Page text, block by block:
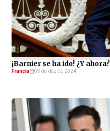
¡Barnier se ha ido! ¿Y ahora?
Francia 09 de dez de 2024